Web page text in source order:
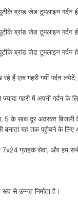
हैं एक गहरी गर्मी गर्दन
ज्यादा गहरी में अपनी
के साथ दूर अवरक्त बिजली
यह तक पहुँचने के लिए
ग्राहक सेवा, और हम
से उन्नत निर्माता है।